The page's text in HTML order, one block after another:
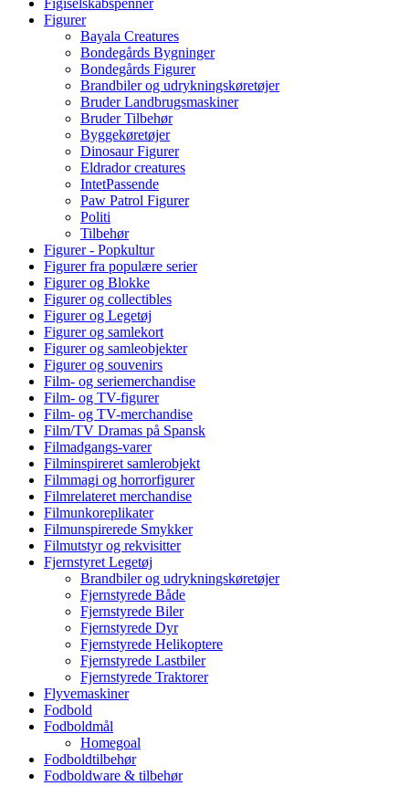
Figurer
Bayala Creatures
Bondegårds Bygninger
Bondegårds Figurer
Brandbiler og udrykningskøretøjer
Bruder Landbrugsmaskiner
Bruder Tilbehør
Byggekøretøjer
Dinosaur Figurer
Eldrador creatures
IntetPassende
Paw Patrol Figurer
Politi
Tilbehør
Figurer - Popkultur
Figurer fra populære serier
Figurer og Blokke
Figurer og collectibles
Figurer og Legetøj
Figurer og samlekort
Figurer og samleobjekter
Figurer og souvenirs
Film- og seriemerchandise
Film- og TV-figurer
Film- og TV-merchandise
Film/TV Dramas på Spansk
Filmadgangs-varer
Filminspireret samlerobjekt
Filmmagi og horrorfigurer
Filmrelateret merchandise
Filmunkoreplikater
Filmunspirerede Smykker
Filmutstyr og rekvisitter
Fjernstyret Legetøj
Brandbiler og udrykningskøretøjer
Fjernstyrede Både
Fjernstyrede Biler
Fjernstyrede Dyr
Fjernstyrede Helikoptere
Fjernstyrede Lastbiler
Fjernstyrede Traktorer
Flyvemaskiner
Fodbold
Fodboldmål
Homegoal
Fodboldtilbehør
Fodboldware & tilbehør